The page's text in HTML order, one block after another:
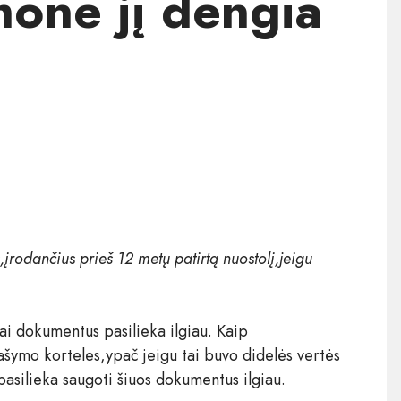
prieš 12 metų patirtą nuostolį,jeigu
dokumentus pasilieka ilgiau. Kaip
korteles,ypač jeigu tai buvo didelės vertės
saugoti šiuos dokumentus ilgiau.